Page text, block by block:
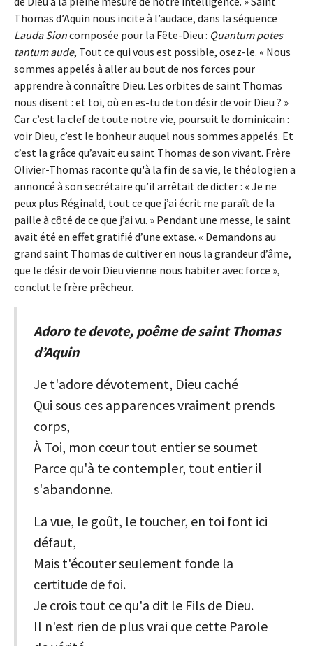
Thomas d’Aquin nous incite à l’audace, dans la séquence
Lauda Sioncomposée pour la Fête-Dieu : Quantum potes
tantum aude, Tout ce qui vous est possible, osez-le. « Nous
sommes appelés à aller au bout de nos forces pour
apprendre à connaître Dieu. Les orbites de saint Thomas
nous disent : et toi, où en es-tu de ton désir de voir Dieu ? »
Car c’est la clef de toute notre vie, poursuit le dominicain :
voir Dieu, c’est le bonheur auquel nous sommes appelés. Et
c’est la grâce qu’avait eu saint Thomas de son vivant. Frère
Olivier-Thomas raconte qu'à la fin de sa vie, le théologien a
annoncé à son secrétaire qu’il arrêtait de dicter : « Je ne
peux plus Réginald, tout ce que j’ai écrit me paraît de la
paille à côté de ce que j’ai vu. » Pendant une messe, le saint
avait été en effet gratifié d’une extase. « Demandons au
grand saint Thomas de cultiver en nous la grandeur d’âme,
que le désir de voir Dieu vienne nous habiter avec force »,
conclut le frère prêcheur.
Adoro te devote, poême de saint Thomas
d’Aquin
Je t'adore dévotement, Dieu caché
Qui sous ces apparences vraiment prends
corps,
À Toi, mon cœur tout entier se soumet
Parce qu'à te contempler, tout entier il
s'abandonne.
La vue, le goût, le toucher, en toi font ici
défaut,
Mais t'écouter seulement fonde la
certitude de foi.
Je crois tout ce qu'a dit le Fils de Dieu.
Il n'est rien de plus vrai que cette Parole